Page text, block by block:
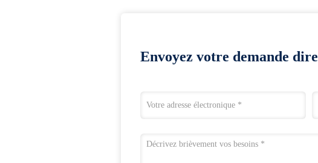
Envoyez votre demande